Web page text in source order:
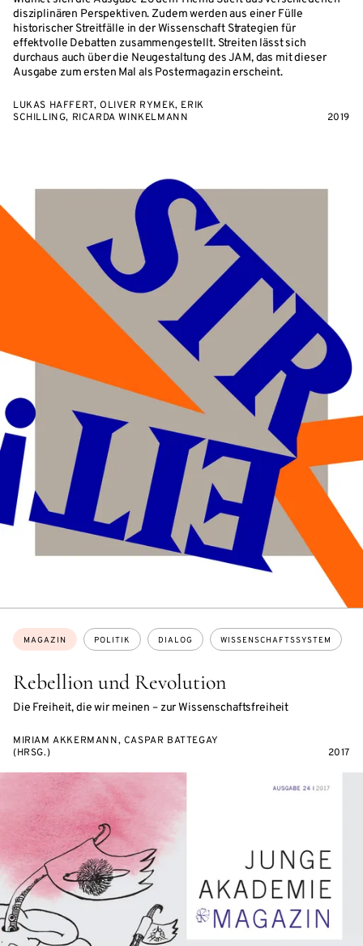
disziplinären Perspektiven. Zudem werden aus einer Fülle
historischer Streitfälle in der Wissenschaft Strategien für
effektvolle Debatten zusammengestellt. Streiten lässt sich
durchaus auch über die Neugestaltung des JAM, das mit dieser
Ausgabe zum ersten Mal als Postermagazin erscheint.
LUKAS HAFFERT, OLIVER RYMEK, ERIK
SCHILLING, RICARDA WINKELMANN
2019
Rebellion und Revolution
Die Freiheit, die wir meinen – zur Wissenschaftsfreiheit
Themen:
MAGAZIN POLITIK DIALOG WISSENSCHAFTSSYSTEM
MIRIAM AKKERMANN, CASPAR BATTEGAY
(HRSG.)
2017